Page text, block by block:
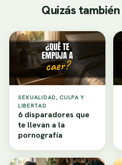
Quizás
SEXUALIDAD, CULPA Y
LIBERTAD
6 disparadores que
te llevan a la
pornografía